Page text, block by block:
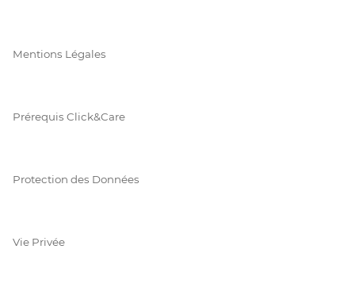
Mentions Légales
Prérequis Click&Care
Protection des Données
Vie Privée